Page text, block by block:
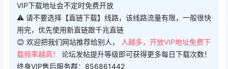
VIP下载地址会不定时免费开放
⚠ 请不要选择【直链下载】线路，该线路流量有限，一般很快
用完，优先使用新直链跟千兆直链
😊 欢迎把我们网站推荐给别人，
人越多，开放VIP地址免费下
载频率越高！ 论坛发帖提升等级即可获得更多每日下载次数！
终身VIP售后服务群：856861442